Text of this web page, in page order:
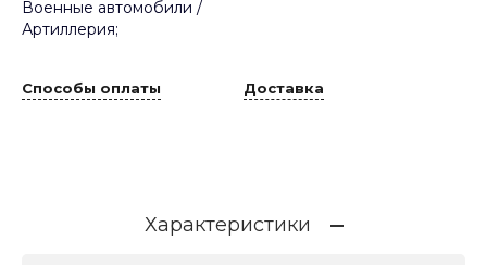
Военные автомобили /
Артиллерия;
Способы оплаты Доставка
Характеристики